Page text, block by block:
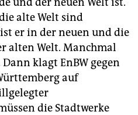
alte Welt sind
er in der neuen und die
alten Welt. Manchmal
klagt EnBW gegen
auf
die Stadtwerke